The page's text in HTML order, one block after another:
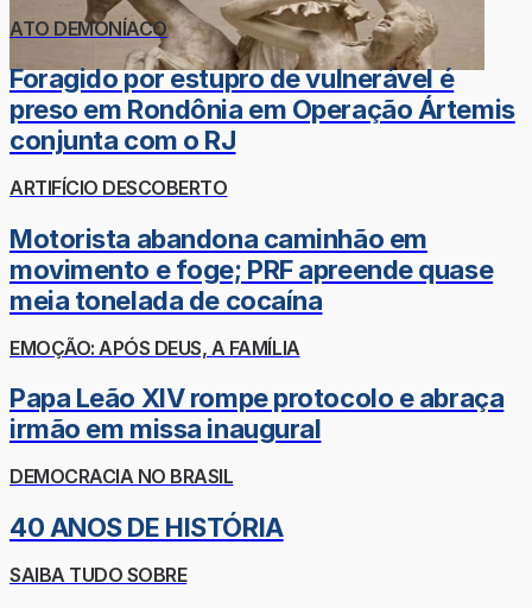
ATO DEMONÍACO
Foragido por estupro de vulnerável é
preso em Rondônia em Operação Ártemis
conjunta com o RJ
ARTIFÍCIO DESCOBERTO
Motorista abandona caminhão em
movimento e foge; PRF apreende quase
meia tonelada de cocaína
EMOÇÃO: APÓS DEUS, A FAMÍLIA
Papa Leão XIV rompe protocolo e abraça
irmão em missa inaugural
DEMOCRACIA NO BRASIL
40 ANOS DE HISTÓRIA
SAIBA TUDO SOBRE